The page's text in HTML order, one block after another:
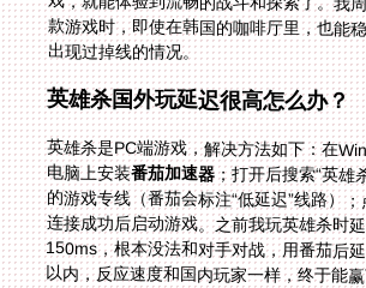
出现过掉线的情况。
英雄杀国外玩延迟很高怎么办？
英雄杀是PC端游戏，解决方法如下：在
电脑上安装番茄加速器；打开后搜索“英雄
的游戏专线（番茄会标注“低延迟
连接成功后启动游戏。之前我
150ms，根本没法和对手对战，
以内，反应速度和国内玩家一样，终于能